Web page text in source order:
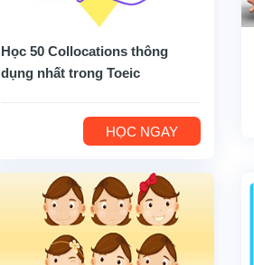
Học 50 Collocations thông
dụng nhất trong Toeic
HỌC NGAY